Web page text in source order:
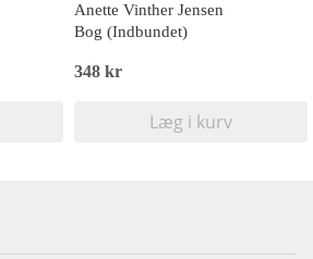
Anette Vinther Jensen
Bog (Indbundet)
348 kr
Læg i kurv